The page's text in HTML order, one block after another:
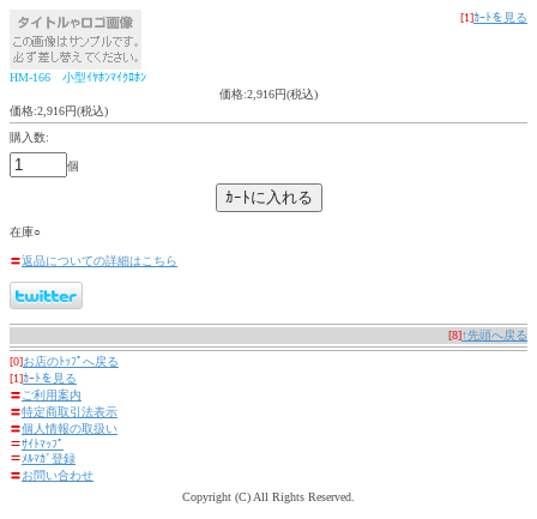
[1]ｶｰﾄを見る
HM-166 小型ｲﾔﾎﾝﾏｲｸﾛﾎﾝ
価格:2,916円(税込)
価格:2,916円(税込)
購入数:
個
在庫○
〓返品についての詳細はこちら
[8]↑先頭へ戻る
[0]お店のﾄｯﾌﾟへ戻る
[1]ｶｰﾄを見る
〓 ご利用案内
〓特定商取引法表示
〓個人情報の取扱い
〓ｻｲﾄﾏｯﾌﾟ
〓ﾒﾙﾏｶﾞ登録
〓お問い合わせ
Copyright (C) All Rights Reserved.